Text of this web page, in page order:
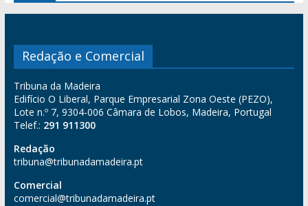
Redação e Comercial
Tribuna da Madeira
Edifício O Liberal, Parque Empresarial Zona Oeste (PEZO),
Lote n.º 7, 9304-006 Câmara de Lobos, Madeira, Portugal
Telef.: 291 911300
Redação
tribuna@tribunadamadeira.pt
Comercial
comercial@tribunadamadeira.pt